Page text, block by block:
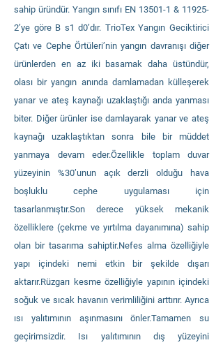
sahip üründür. Yangın sınıfı EN 13501-1 & 11925-
2’ye göre B s1 d0’dır. TrioTex Yangın Geciktirici
Çatı ve Cephe Örtüleri’nin yangın davranışı diğer
ürünlerden en az iki basamak daha üstündür,
olası bir yangın anında damlamadan külleşerek
yanar ve ateş kaynağı uzaklaştığı anda yanması
biter. Diğer ürünler ise damlayarak yanar ve ateş
kaynağı uzaklaştıktan sonra bile bir müddet
yanmaya devam eder.Özellikle toplam duvar
yüzeyinin %30’unun açık derzli olduğu hava
boşluklu cephe uygulaması için
tasarlanmıştır.Son derece yüksek mekanik
özelliklere (çekme ve yırtılma dayanımına) sahip
olan bir tasarıma sahiptir.Nefes alma özelliğiyle
yapı içindeki nemi etkin bir şekilde dışarı
aktarır.Rüzgarı kesme özelliğiyle yapının içindeki
soğuk ve sıcak havanın verimliliğini arttırır. Ayrıca
ısı yalıtımının aşınmasını önler.Tamamen su
geçirimsizdir. Isı yalıtımının dış yüzeyini